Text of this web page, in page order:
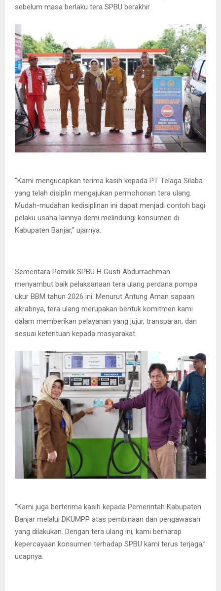
sebelum masa berlaku tera SPBU berakhir.
“Kami mengucapkan terima kasih kepada PT Telaga Silaba
yang telah disiplin mengajukan permohonan tera ulang.
Mudah-mudahan kedisiplinan ini dapat menjadi contoh bagi
pelaku usaha lainnya demi melindungi konsumen di
Kabupaten Banjar,” ujarnya.
Sementara Pemilik SPBU H Gusti Abdurrachman
menyambut baik pelaksanaan tera ulang perdana pompa
ukur BBM tahun 2026 ini. Menurut Antung Aman sapaan
akrabnya, tera ulang merupakan bentuk komitmen kami
dalam memberikan pelayanan yang jujur, transparan, dan
sesuai ketentuan kepada masyarakat.
“Kami juga berterima kasih kepada Pemerintah Kabupaten
Banjar melalui DKUMPP atas pembinaan dan pengawasan
yang dilakukan. Dengan tera ulang ini, kami berharap
kepercayaan konsumen terhadap SPBU kami terus terjaga,”
ucapnya.